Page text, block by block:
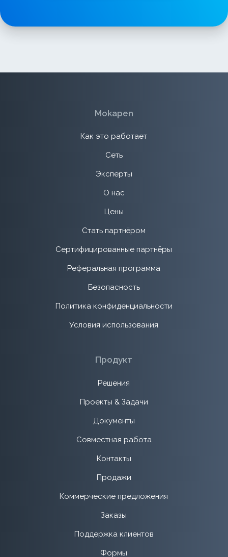
Mokapen
Как это работает
Сеть
Эксперты
О нас
Цены
Стать партнёром
Сертифицированные партнёры
Реферальная программа
Безопасность
Политика конфиденциальности
Условия использования
Продукт
Решения
Проекты & Задачи
Документы
Совместная работа
Контакты
Продажи
Коммерческие предложения
Заказы
Поддержка клиентов
Формы